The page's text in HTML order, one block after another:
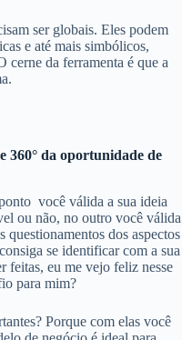
ser globais. Eles podem
e até mais simbólicos,
cerne da ferramenta é que a
360° da oportunidade de
você válida a sua ideia
ou não, no outro você válida
questionamentos dos aspectos
se identificar com a sua
feitas, eu me vejo feliz nesse
para mim?
Porque com elas você